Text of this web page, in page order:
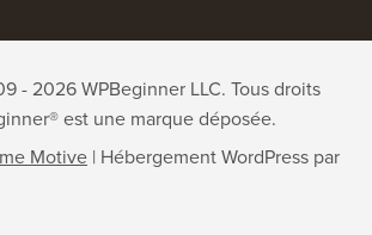
- 2026 WPBeginner LLC. Tous droits
est une marque déposée.
Motive | Hébergement WordPress par